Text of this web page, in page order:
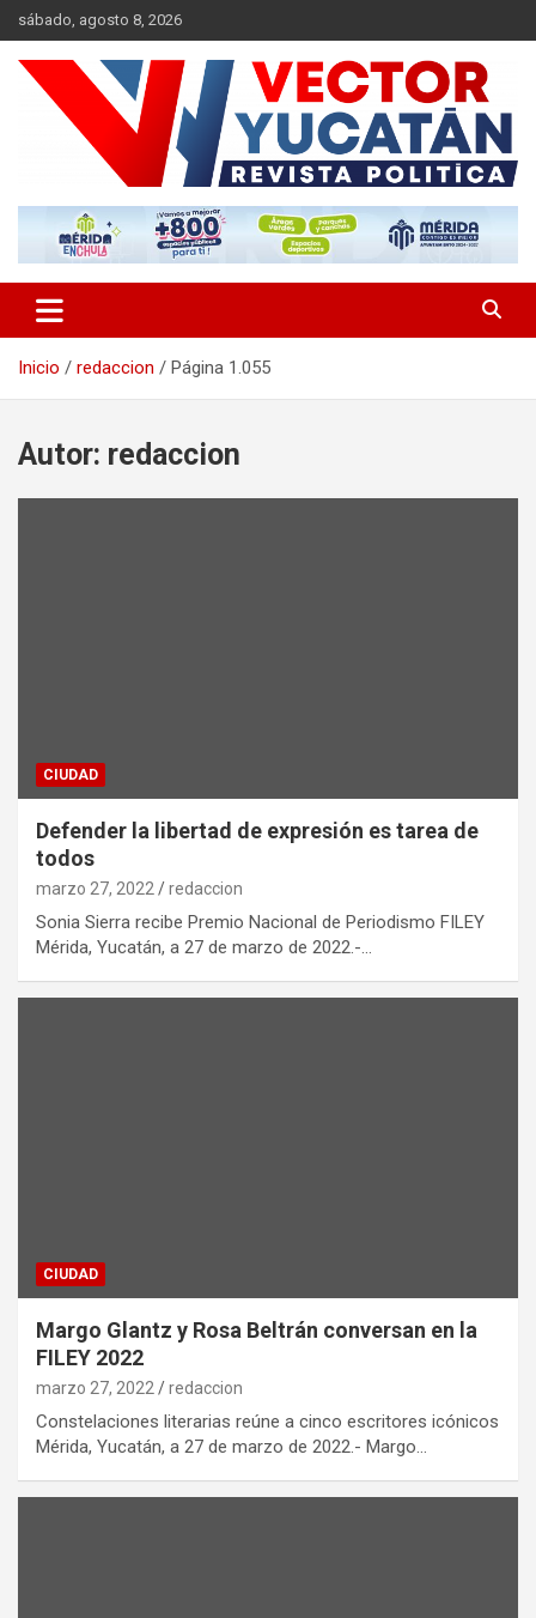
Saltar
al
contenido
sábado, agosto 8, 2026
Vector Yucatán
Inicio redaccion Página 1.055
Autor: redaccion
CIUDAD
Defender la libertad de expresión es tarea de
todos
marzo 27, 2022 redaccion
Sonia Sierra recibe Premio Nacional de Periodismo FILEY
Mérida, Yucatán, a 27 de marzo de 2022.-…
CIUDAD
Margo Glantz y Rosa Beltrán conversan en la
FILEY 2022
marzo 27, 2022 redaccion
Constelaciones literarias reúne a cinco escritores icónicos
Mérida, Yucatán, a 27 de marzo de 2022.- Margo…